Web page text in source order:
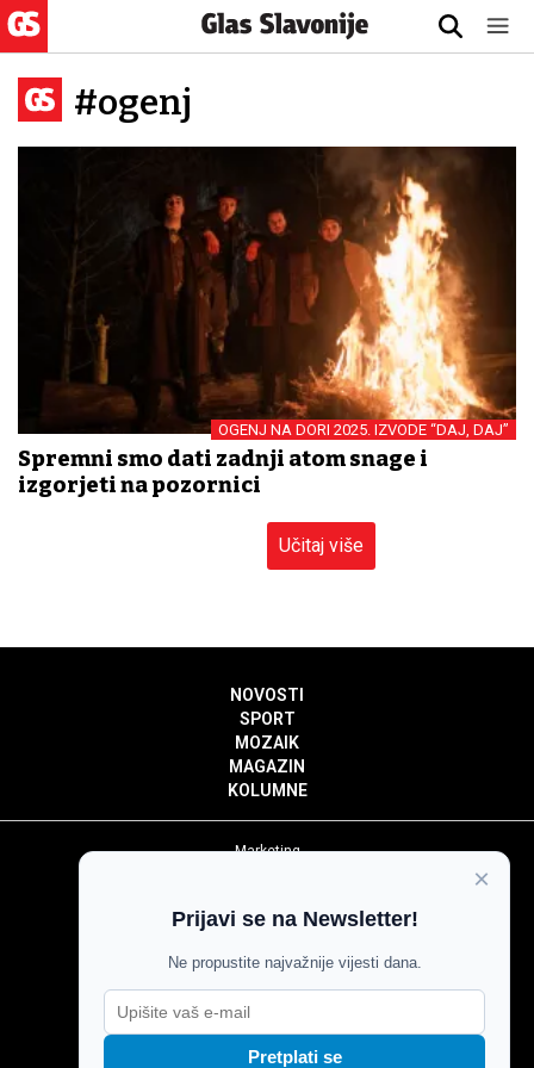
#ogenj
OGENJ NA DORI 2025. IZVODE “DAJ, DAJ”
Spremni smo dati zadnji atom snage i
izgorjeti na pozornici
Učitaj više
NOVOSTI
SPORT
MOZAIK
MAGAZIN
KOLUMNE
Marketing
Impressum
Pravila komentiranja
Agroglas
×
Prijavi se na Newsletter!
Ne propustite najvažnije vijesti dana.
Pretplati se